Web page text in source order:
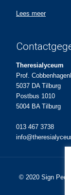
Lees meer
Theresialyceum
Prof.
5037 DA Tilburg
Postbus 1010
5004 BA Tilburg
013 467 3738
© 2020 Sign People